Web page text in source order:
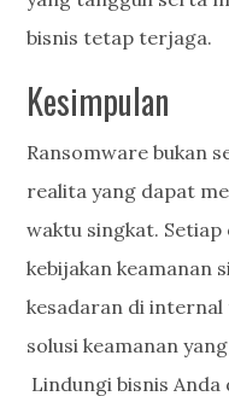
bisnis tetap terjaga.
Kesimpulan
Ransomware bukan
realita yang dapat
waktu singkat.
kebijakan keamanan
kesadaran di
solusi keamanan
Lindungi bisnis